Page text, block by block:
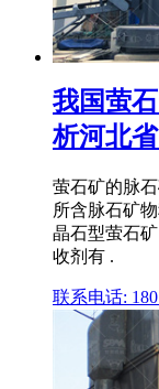
我国萤
析河北
萤石矿的脉
所含脉石矿
晶石型萤石
收剂有 .
联系电话: 180